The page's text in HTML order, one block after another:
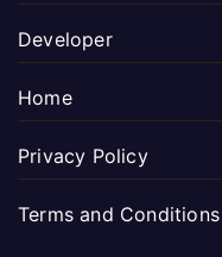
Developer
Home
Privacy Policy
Terms and Conditions